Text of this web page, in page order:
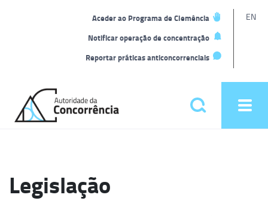
Aceder ao Programa de Clemência
Notificar operação de concentração
Reportar práticas anticoncorrenciais
EN
home
Pesquisar
Legislação